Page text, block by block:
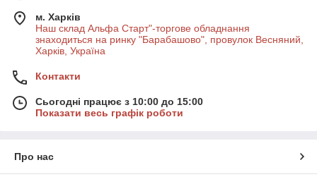
м. Харків
Наш склад Альфа Старт"-торгове обладнання
знаходиться на ринку "Барабашово", провулок Весняний,
Харків, Україна
Контакти
Сьогодні працює з 10:00 до 15:00
Показати весь графік роботи
Про нас